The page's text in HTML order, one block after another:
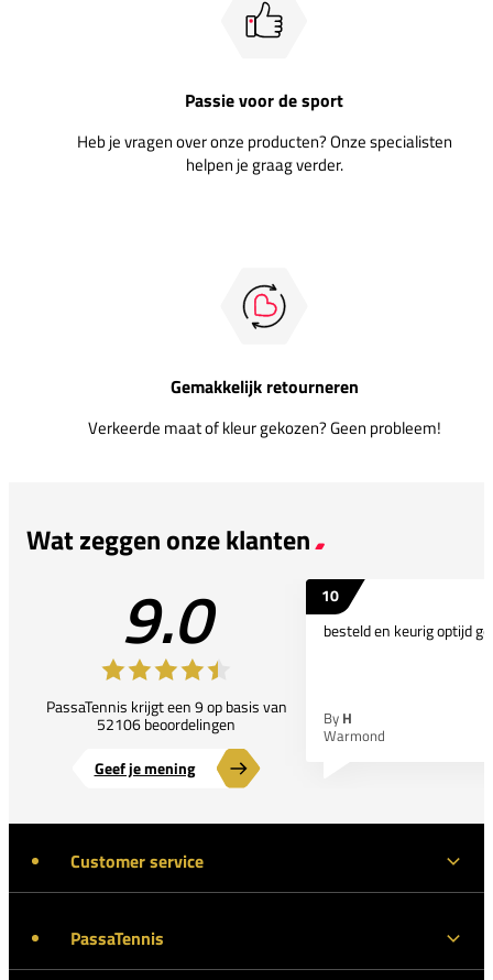
Passie voor de sport
Heb je vragen over onze producten? Onze specialisten
helpen je graag verder.
Gemakkelijk retourneren
Verkeerde maat of kleur gekozen? Geen probleem!
Wat zeggen onze klanten
9.0
PassaTennis krijgt een 9 op basis van
52106 beoordelingen
Geef je mening
10
besteld en keurig optijd
By H
Warmond
Customer service
PassaTennis